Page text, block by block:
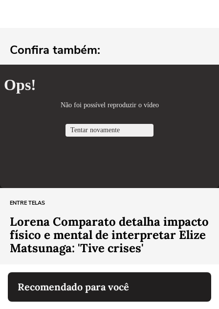
Confira também:
ENTRE TELAS
Lorena Comparato detalha impacto
físico e mental de interpretar Elize
Matsunaga: 'Tive crises'
Recomendado para você